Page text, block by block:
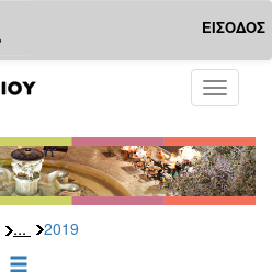
ΕΙΣΟΔΟΣ
Toggle
... 2019